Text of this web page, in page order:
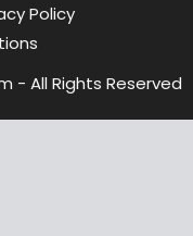
Policy
- All Rights Reserved